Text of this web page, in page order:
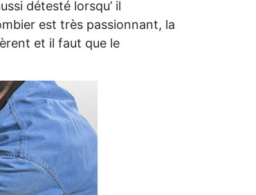
détesté lorsqu’ il
est très passionnant, la
et il faut que le